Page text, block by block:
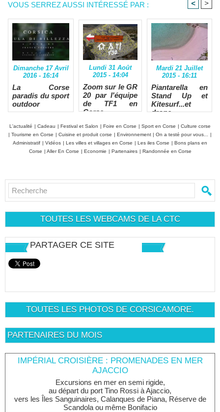
VOUS SERREZ AUSSI INTÉRESSÉ PAR : < >
Dimanche 17 Avril
2016 - 16:14
La Corse
paradis du sport
outdoor
Lundi 31 Août
2015 - 14:04
Zoom sur le GR
20 par l'équipe
de TF1 en
Corse
Mardi 21 Juillet
2015 - 16:11
Piantarella en
Stand Up et
Kitesurf...et
drone
L'actualité | Cadeau | Festival et Salon | Foire en Corse | Sport en Corse | Culture corse
| Tourisme en Corse | Cuisine et produit corse | Environnement | On a testé pour vous...
|
Administratif | Vidéos | Les villes et villages en Corse | Les iles Corse | Bons plans en
Corse | Aller En Corse | Economie | Partenaires | Randonnée en Corse
TOUTES LES WEBCAMS DE LA CTC
PARTAGER CE SITE
TOUTES LES PHOTOS DE CORSICAMORE.
PARTENAIRES DU MOIS
IMPÉRIAL CROISIÈRE : PROMENADES EN MER
AJACCIO
Excursions en mer en semi rigide,
au départ du port Tino Rossi à Ajaccio,
vers les Îles Sanguinaires, Calanques de Piana, Réserve de
Scandola ou même Bonifacio